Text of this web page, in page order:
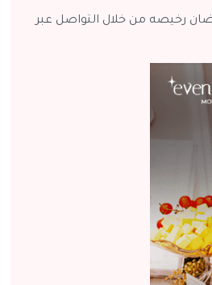
رخيصه من خلال التواصل عبر